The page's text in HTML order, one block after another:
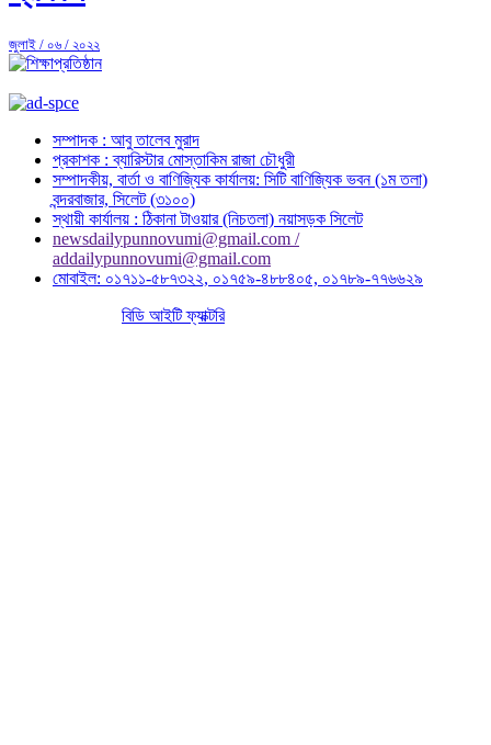
জুলাই / ০৬ / ২০২২
সম্পাদক : আবু তালেব মুরাদ
প্রকাশক : ব্যারিস্টার মোস্তাকিম রাজা চৌধুরী
সম্পাদকীয়, বার্তা ও বাণিজ্যিক কার্যালয়: সিটি বাণিজ্যিক ভবন (১ম তলা)
বন্দরবাজার, সিলেট (৩১০০)
স্থায়ী কার্যালয় : ঠিকানা টাওয়ার (নিচতলা) নয়াসড়ক সিলেট
newsdailypunnovumi@gmail.com /
addailypunnovumi@gmail.com
মোবাইল: ০১৭১১-৫৮৭৩২২, ০১৭৫৯-৪৮৮৪০৫, ০১৭৮৯-৭৭৬৬২৯
বিডি আইটি ফ্যাক্টরি